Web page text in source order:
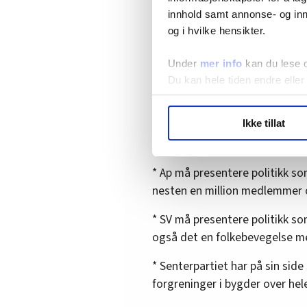
innhold samt annonse- og
og i hvilke hensikter.
Under mer info kan du lese
Du kan hele tiden endre
hvordan våre nettsider blir
Ikke tillat
– Samtidig er det i
løsningene finnes, sier Trygve
Forskjellige
De tre partiene som er
regjering, Ap, Sp og SV,
klimapolitikken:
* Ap må presentere politikk
nesten en million
* SV må presentere politikk
også det en folkebevegelse
* Senterpartiet har på sin
forgreninger i bygder over